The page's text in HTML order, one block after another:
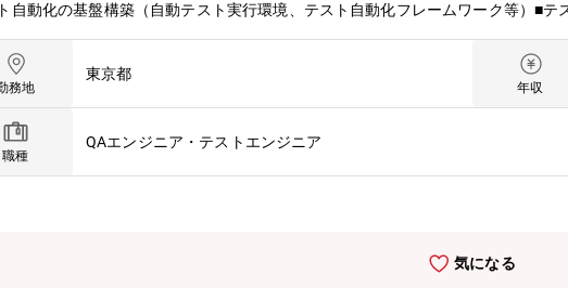
自動化の基盤構築（自動テスト実行環境、テスト自動化フレームワーク等）■テ
事業、サービスがあります。以下に一例を挙げます。■医療従事者向けメディア
No. 1のクラウド電子カルテ エムスリーデジカル■医療施設向け予約～会計まで
談サービス Askdoctors■グローバル向けプロダクト【技術スタック】■テストケ
ットツール: Slack■チケット管理: JIRA / Redmine■CIツール: GitLab-CI / Jenkins■
/ Playwright / mabl【チーム体制】QAチームに所属し、各サービスの開発
き方】エンジニアはリモート中心の業務です。月2回の出社タイミングにて、
てハイブリッドな働き方を実現しています。【得られる経験・スキル】■Webア
務地
東京都
年収
職種
QAエンジニア・テストエンジニア
気になる